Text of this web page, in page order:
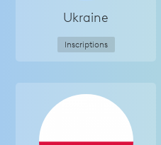
Ukraine
Inscriptions